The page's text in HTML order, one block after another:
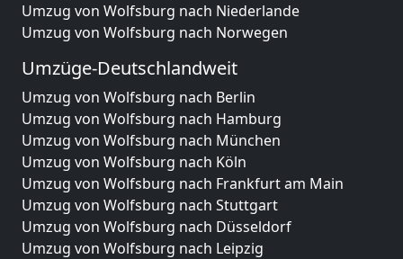
Umzug von Wolfsburg nach Niederlande
Umzug von Wolfsburg nach Norwegen
Umzüge-Deutschlandweit
Umzug von Wolfsburg nach Berlin
Umzug von Wolfsburg nach Hamburg
Umzug von Wolfsburg nach München
Umzug von Wolfsburg nach Köln
Umzug von Wolfsburg nach Frankfurt am Main
Umzug von Wolfsburg nach Stuttgart
Umzug von Wolfsburg nach Düsseldorf
Umzug von Wolfsburg nach Leipzig